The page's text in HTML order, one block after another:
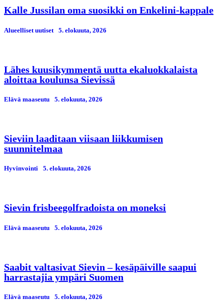
Kalle Jussilan oma suosikki on Enkelini-kappale
Alueelliset uutiset 5. elokuuta, 2026
Lähes kuusikymmentä uutta ekaluokkalaista
aloittaa koulunsa Sievissä
Elävä maaseutu 5. elokuuta, 2026
Sieviin laaditaan viisaan liikkumisen
suunnitelmaa
Hyvinvointi 5. elokuuta, 2026
Sievin frisbeegolfradoista on moneksi
Elävä maaseutu 5. elokuuta, 2026
Saabit valtasivat Sievin – kesäpäiville saapui
harrastajia ympäri Suomen
Elävä maaseutu 5. elokuuta, 2026